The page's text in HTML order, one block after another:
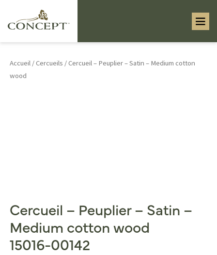
Accueil /Cercueils / Cercueil – Peuplier – Satin – Medium cotton
wood
Cercueil – Peuplier – Satin –
Medium cotton wood
15016-00142